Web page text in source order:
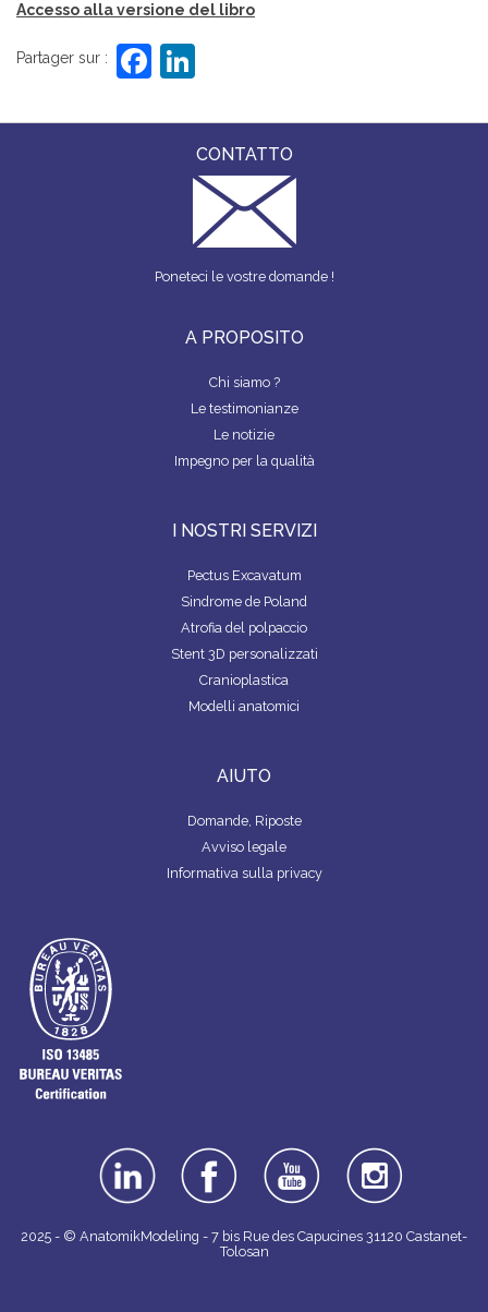
Accesso alla versione del libro
Partager sur :
F
a
c
o
k
e
dI
n
CONTATTO
Poneteci le vostre domande !
A PROPOSITO
Chi siamo ?
Le testimonianze
Le notizie
Impegno per la qualità
I NOSTRI SERVIZI
Pectus Excavatum
Sindrome de Poland
Atrofia del polpaccio
Stent 3D personalizzati
Cranioplastica
Modelli anatomici
AIUTO
Domande, Riposte
Avviso legale
Informativa sulla privacy
linkedin facebook youtube
instagra
m
2025 - © AnatomikModeling - 7 bis Rue des Capucines 31120 Castanet-
Tolosan